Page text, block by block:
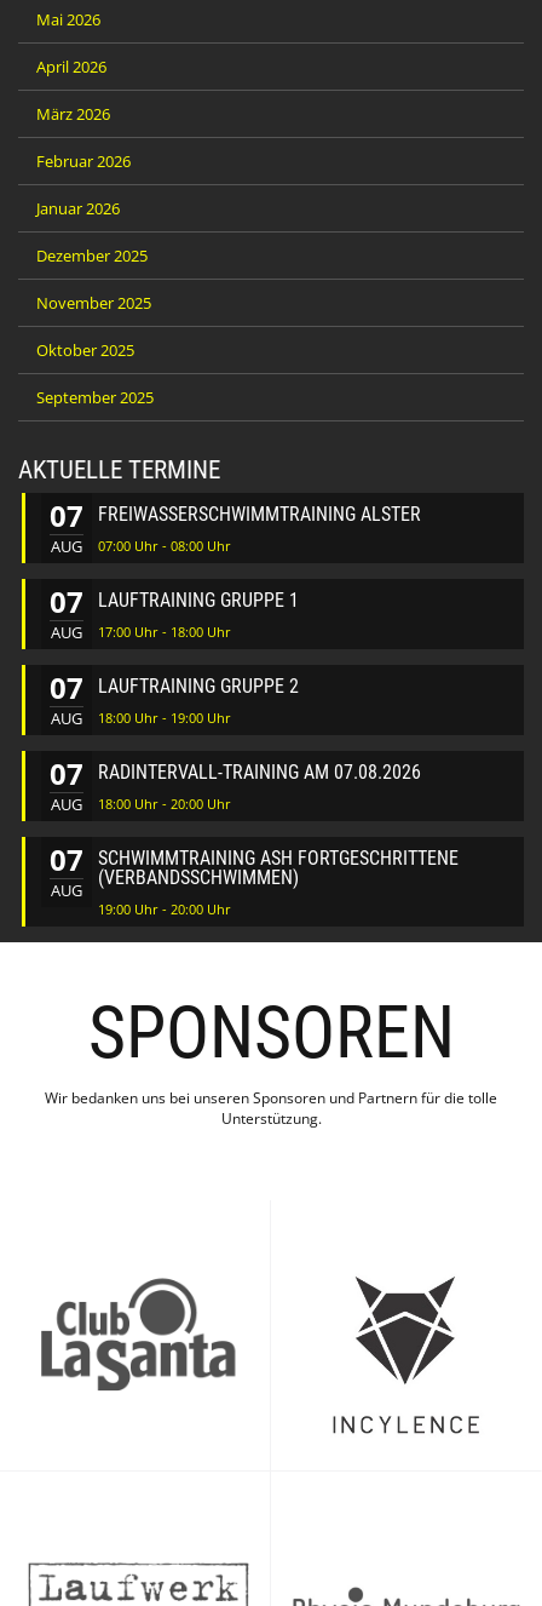
Mai 2026
April 2026
März 2026
Februar 2026
Januar 2026
Dezember 2025
November 2025
Oktober 2025
September 2025
AKTUELLE TERMINE
07
AUG
FREIWASSERSCHWIMMTRAINING ALSTER
07:00 Uhr - 08:00 Uhr
07
AUG
LAUFTRAINING GRUPPE 1
17:00 Uhr - 18:00 Uhr
07
AUG
LAUFTRAINING GRUPPE 2
18:00 Uhr - 19:00 Uhr
07
AUG
RADINTERVALL-TRAINING AM 07.08.2026
18:00 Uhr - 20:00 Uhr
07
AUG
SCHWIMMTRAINING ASH FORTGESCHRITTENE
(VERBANDSSCHWIMMEN)
19:00 Uhr - 20:00 Uhr
SPONSOREN
Wir bedanken uns bei unseren Sponsoren und Partnern für die tolle
Unterstützung.